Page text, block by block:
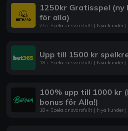
1250kr Gratisspel (ny
för alla)
25+ Spela ansvarsfullt | Nya kunder
Upp till 1500 kr
18+ Spela ansvarsfullt | Nya kunder
100% upp till 1000 kr
bonus för Alla!)
18+ Spela ansvarsfullt | Nya kunder